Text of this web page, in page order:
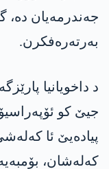
جەندرمەیان ده‌،
بەرتەرەفکرن.
د داخویانیا
جیێ كو
كه‌له‌شان،